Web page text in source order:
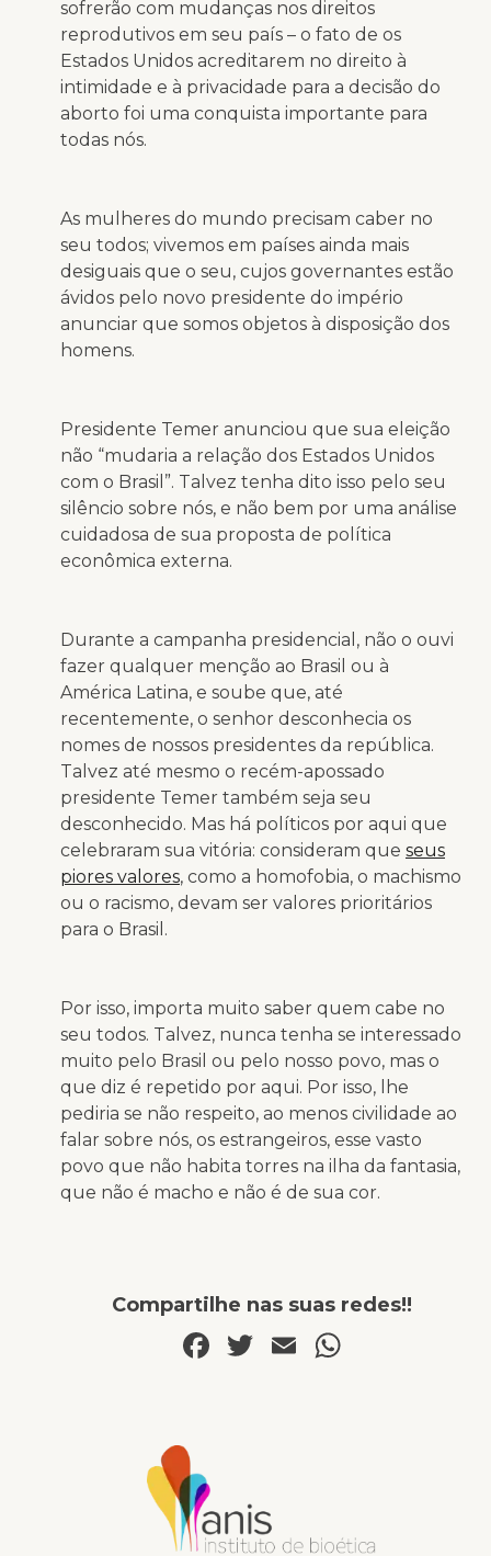
sofrerão com mudanças nos direitos
reprodutivos em seu país – o fato de os
Estados Unidos acreditarem no direito à
intimidade e à privacidade para a decisão do
aborto foi uma conquista importante para
todas nós.
As mulheres do mundo precisam caber no
seu todos; vivemos em países ainda mais
desiguais que o seu, cujos governantes estão
ávidos pelo novo presidente do império
anunciar que somos objetos à disposição dos
homens.
Presidente Temer anunciou que sua eleição
não “mudaria a relação dos Estados Unidos
com o Brasil”. Talvez tenha dito isso pelo seu
silêncio sobre nós, e não bem por uma análise
cuidadosa de sua proposta de política
econômica externa.
Durante a campanha presidencial, não o ouvi
fazer qualquer menção ao Brasil ou à
América Latina, e soube que, até
recentemente, o senhor desconhecia os
nomes de nossos presidentes da república.
Talvez até mesmo o recém-apossado
presidente Temer também seja seu
desconhecido. Mas há políticos por aqui que
celebraram sua vitória: consideram que seus
piores valores, como a homofobia, o machismo
ou o racismo, devam ser valores prioritários
para o Brasil.
Por isso, importa muito saber quem cabe no
seu todos. Talvez, nunca tenha se interessado
muito pelo Brasil ou pelo nosso povo, mas o
que diz é repetido por aqui. Por isso, lhe
pediria se não respeito, ao menos civilidade ao
falar sobre nós, os estrangeiros, esse vasto
povo que não habita torres na ilha da fantasia,
que não é macho e não é de sua cor.
Compartilhe nas suas redes!!
Facebook
Twitter
Email